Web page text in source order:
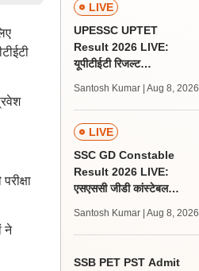
ने
LIVE
UPESSC UPTET
Result 2026 LIVE:
यूपीटीईटी रिजल्ट
जल्द, जानें लेटेस्ट अपडेट,
पासिंग मार्क्स
Santosh Kumar | Aug 8, 2026
LIVE
SSC GD Constable
Result 2026 LIVE:
एसएससी जीडी कांस्टेबल
लेटेस्ट अपडेट, स्कोरकार्ड लिंक
Santosh Kumar | Aug 8, 2026
SSB PET PST Admit